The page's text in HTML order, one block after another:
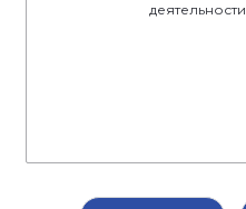
деятельности